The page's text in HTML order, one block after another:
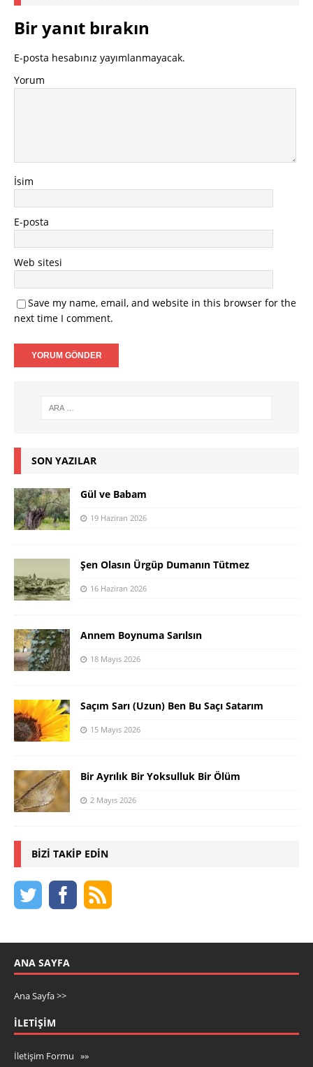
Bir yanıt bırakın
E-posta hesabınız yayımlanmayacak.
Yorum
İsim
E-posta
Web sitesi
Save my name, email, and website in this browser for the
next time I comment.
SON YAZILAR
Gül ve Babam
19 Haziran 2026
Şen Olasın Ürgüp Dumanın Tütmez
16 Haziran 2026
Annem Boynuma Sarılsın
18 Mayıs 2026
Saçım Sarı (Uzun) Ben Bu Saçı Satarım
15 Mayıs 2026
Bir Ayrılık Bir Yoksulluk Bir Ölüm
2 Mayıs 2026
BIZI TAKIP EDIN
ANA SAYFA
Ana Sayfa >>
İLETIŞIM
İletişim Formu »»